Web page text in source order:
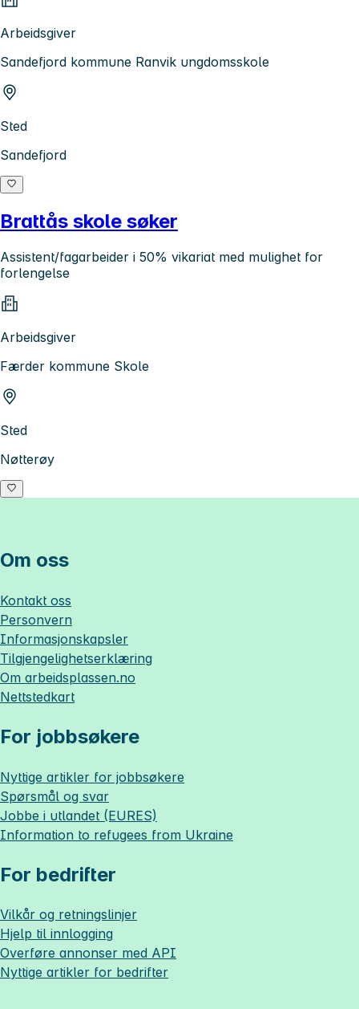
Arbeidsgiver
Sandefjord kommune Ranvik ungdomsskole
Sted
Sandefjord
Brattås skole søker
Assistent/fagarbeider i 50% vikariat med mulighet for
forlengelse
Arbeidsgiver
Færder kommune Skole
Sted
Nøtterøy
Om oss
Kontakt oss
Personvern
Informasjonskapsler
Tilgjengelighetserklæring
Om arbeidsplassen.no
Nettstedkart
For jobbsøkere
Nyttige artikler for jobbsøkere
Spørsmål og svar
Jobbe i utlandet (EURES)
Information to refugees from Ukraine
For bedrifter
Vilkår og retningslinjer
Hjelp til innlogging
Overføre annonser med API
Nyttige artikler for bedrifter